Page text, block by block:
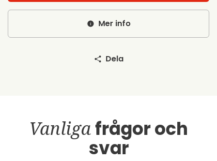
Mer info
Dela
Vanligafrågor och
svar